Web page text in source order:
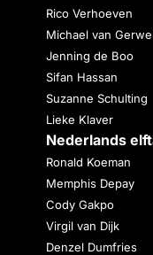
Rico Verhoeven
Michael van
Jenning de Boo
Sifan Hassan
Suzanne Schulting
Lieke Klaver
Nederlands
Ronald Koeman
Memphis Depay
Cody Gakpo
Virgil van Dijk
Denzel Dumfries